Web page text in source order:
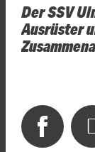
Der SSV
Ausrüster